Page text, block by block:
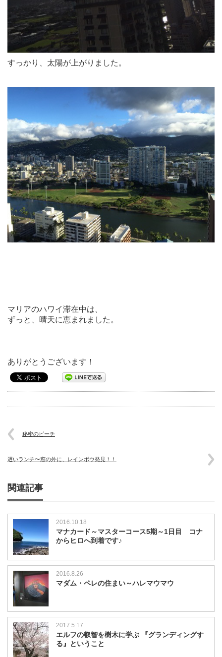
すっかり、太陽が上がりました。
マリアのハワイ滞在中は、
ずっと、晴天に恵まれました。
ありがとうございます！
秘密のビーチ
遅いランチ〜窓の外に、レインボウ発見！！
関連記事
2016.10.18
マナカード～マスターコース5期～1日目 コナ
からヒロへ到着です♪
2016.8.26
マダム・ペレの住まい～ハレマウマウ
2017.5.17
エルフの叡智を樹木に学ぶ 『グランディングす
る』ということ